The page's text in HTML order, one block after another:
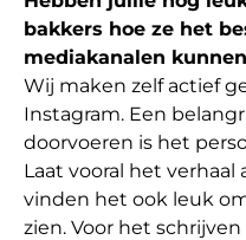
bakkers hoe ze het
mediakanalen
Wij maken zelf actief
Instagram. Een
doorvoeren is het
Laat vooral het
vinden het ook leuk
zien. Voor het